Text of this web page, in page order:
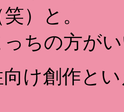
）と。
ちの方が
け創作と